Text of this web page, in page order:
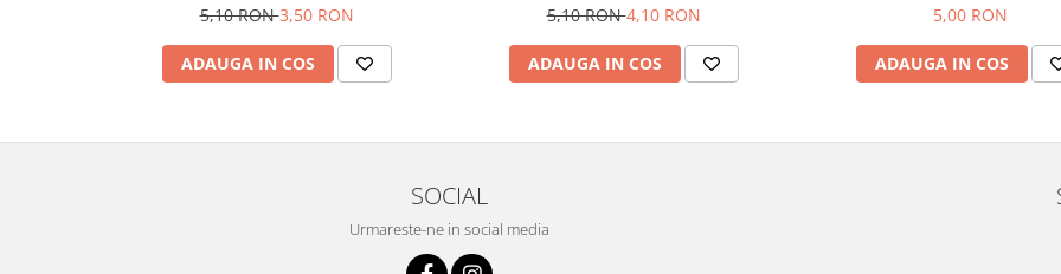
5,10 RON3,50 RON
ADAUGA IN COS
5,10 RON4,10 RON
ADAUGA IN COS
5,00 RON
ADAUGA IN COS
SOCIAL
Urmareste-ne in social media